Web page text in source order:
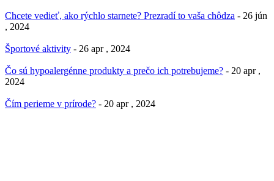
Chcete vedieť, ako rýchlo starnete? Prezradí to vaša chôdza - 26 jún
, 2024
Športové aktivity - 26 apr , 2024
Čo sú hypoalergénne produkty a prečo ich potrebujeme? - 20 apr ,
2024
Čím perieme v prírode? - 20 apr , 2024